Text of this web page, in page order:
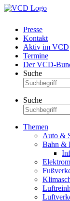
Presse
Kontakt
Aktiv im VCD
Termine
Der VCD-
Suche
Suche
Themen
Auto &
Bahn &